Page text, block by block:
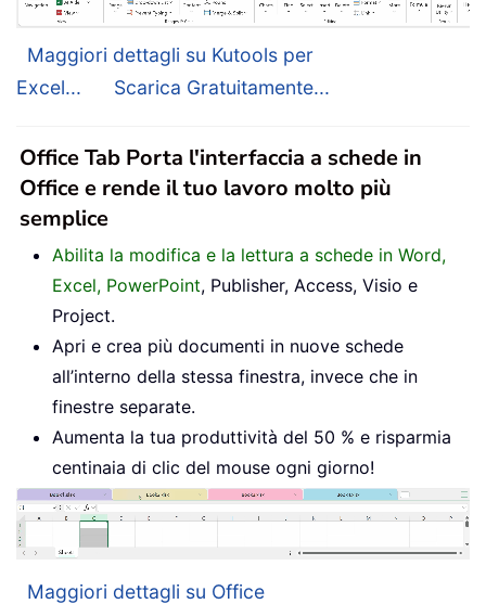
Maggiori dettagli su Kutools per
Excel...
Scarica Gratuitamente...
Office Tab Porta l'interfaccia a schede in
Office e rende il tuo lavoro molto più
semplice
Abilita la modifica e la lettura a schede in Word,
Excel, PowerPoint, Publisher, Access, Visio e
Project.
Apri e crea più documenti in nuove schede
all’interno della stessa finestra, invece che in
finestre separate.
Aumenta la tua produttività del 50 % e risparmia
centinaia di clic del mouse ogni giorno!
Maggiori dettagli su Office